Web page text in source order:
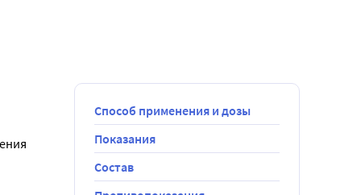
Способ применения и дозы
Показания
Состав